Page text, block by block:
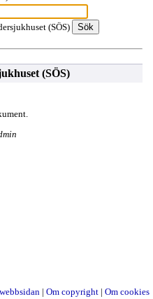
(SÖS)
(SÖS)
| Om copyright | Om cookies